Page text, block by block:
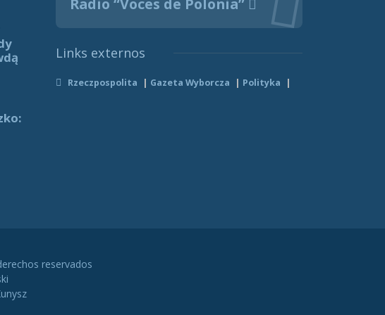
Radio “Voces de Polonia”
Links externos
Rzeczpospolita Gazeta Wyborcza Polityka
reservados